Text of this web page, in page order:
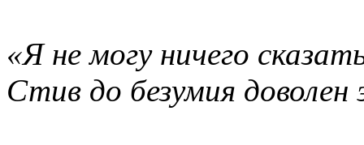
«Я не могу ничего
Стив до безумия